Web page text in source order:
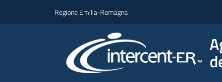
Regione Emilia-Romagna